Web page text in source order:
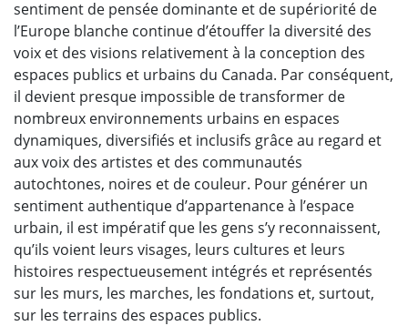
sentiment de pensée dominante et de supériorité de
l’Europe blanche continue d’étouffer la diversité des
voix et des visions relativement à la conception des
espaces publics et urbains du Canada. Par conséquent,
il devient presque impossible de transformer de
nombreux environnements urbains en espaces
dynamiques, diversifiés et inclusifs grâce au regard et
aux voix des artistes et des communautés
autochtones, noires et de couleur. Pour générer un
sentiment authentique d’appartenance à l’espace
urbain, il est impératif que les gens s’y reconnaissent,
qu’ils voient leurs visages, leurs cultures et leurs
histoires respectueusement intégrés et représentés
sur les murs, les marches, les fondations et, surtout,
sur les terrains des espaces publics.